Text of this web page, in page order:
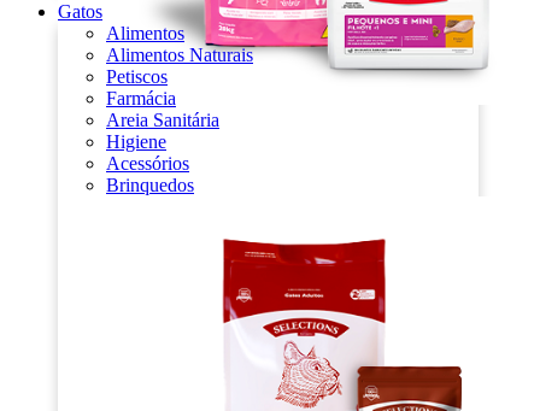
Gatos
Alimentos
Alimentos Naturais
Petiscos
Farmácia
Areia Sanitária
Higiene
Acessórios
Brinquedos